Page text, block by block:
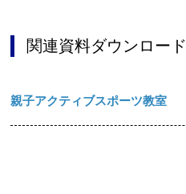
関連資料ダウンロード
親子アクティブスポーツ教室